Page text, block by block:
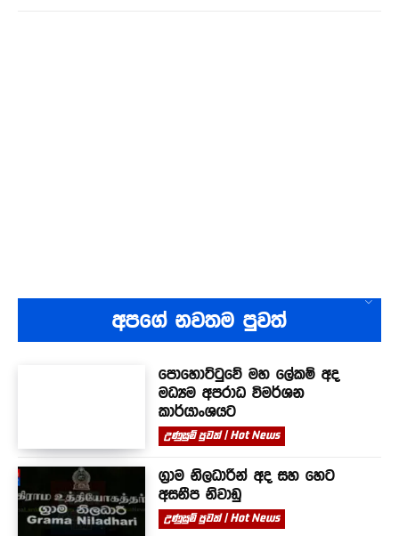
අපගේ නවතම පුවත්
පොහොට්ටුවේ මහ ලේකම් අද
මධ්‍යම අපරාධ විමර්ශන
කාර්යාංශයට
උණුසුම් පුවත් | Hot News
ග්‍රාම නිලධාරීන් අද සහ හෙට
අසනීප නිවාඩු
උණුසුම් පුවත් | Hot News